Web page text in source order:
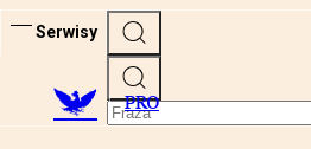
Serwisy
PRO